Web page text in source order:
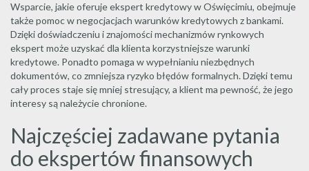
Wsparcie, jakie oferuje ekspert kredytowy w Oświęcimiu, obejmuje
także pomoc w negocjacjach warunków kredytowych z bankami.
Dzięki doświadczeniu i znajomości mechanizmów rynkowych
ekspert może uzyskać dla klienta korzystniejsze warunki
kredytowe. Ponadto pomaga w wypełnianiu niezbędnych
dokumentów, co zmniejsza ryzyko błędów formalnych. Dzięki temu
cały proces staje się mniej stresujący, a klient ma pewność, że jego
interesy są należycie chronione.
Najczęściej zadawane pytania
do ekspertów finansowych